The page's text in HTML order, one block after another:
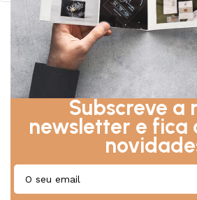
Subscreve a
newsletter e fica